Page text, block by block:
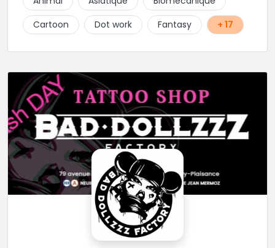
Cartoon
Dot work Fantasy + 17